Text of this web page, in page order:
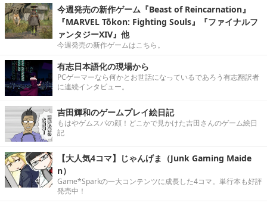
今週発売の新作ゲーム『Beast of Reincarnation』
『MARVEL Tōkon: Fighting Souls』『ファイナルフ
ァンタジーXIV』他
今週発売の新作ゲームはこちら。
有志日本語化の現場から
PCゲーマーなら何かとお世話になっているであろう有志翻訳者
に連続インタビュー。
吉田輝和のゲームプレイ絵日記
もはやゲムスパの顔！どこかで見かけた吉田さんのゲーム絵日
記
【大人気4コマ】じゃんげま（Junk Gaming Maide
n）
Game*Sparkの一大コンテンツに成長した4コマ。単行本も好評
発売中！